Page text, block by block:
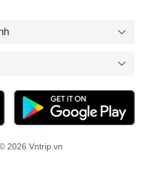
2026 Vntrip.vn